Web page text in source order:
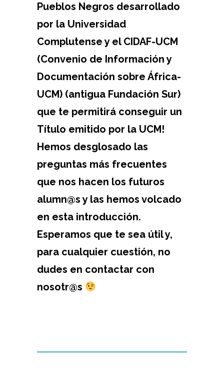
Pueblos Negros desarrollado
por la Universidad
Complutense y el CIDAF-UCM
(Convenio de Información y
Documentación sobre África-
UCM) (antigua Fundación Sur)
que te permitirá conseguir un
Título emitido por la UCM!
Hemos desglosado las
preguntas más frecuentes
que nos hacen los futuros
alumn@s y las hemos volcado
en esta introducción.
Esperamos que te sea útil y,
para cualquier cuestión, no
dudes en contactar con
nosotr@s